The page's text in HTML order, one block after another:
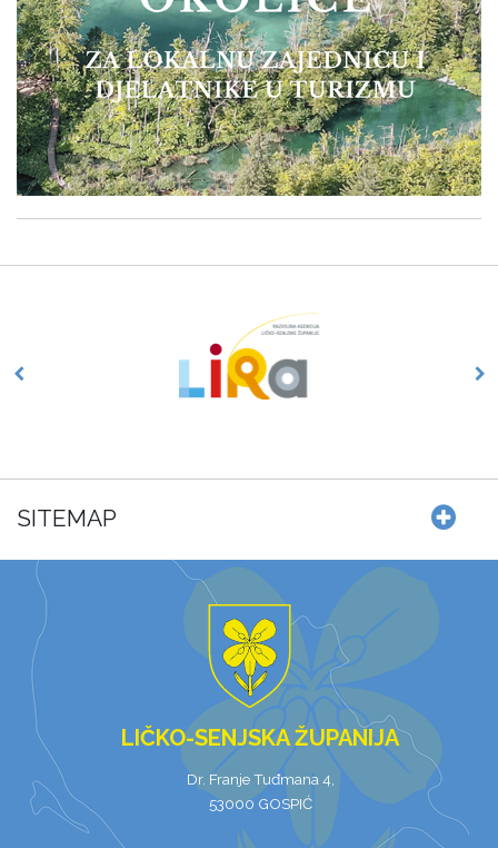
SITEMAP
LIČKO-SENJSKA ŽUPANIJA
Dr. Franje Tuđmana 4,
53000 GOSPIĆ